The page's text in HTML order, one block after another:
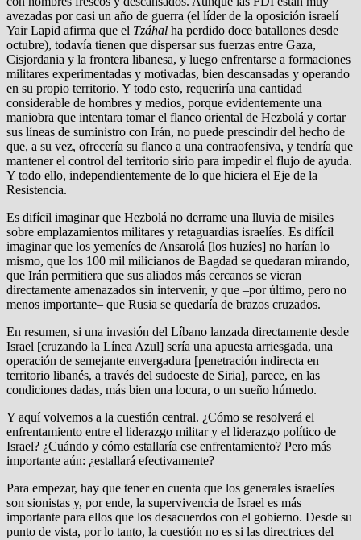
avezadas por casi un año de guerra (el líder de la oposición israelí
Yair Lapid afirma que el Tzáhal ha perdido doce batallones desde
octubre), todavía tienen que dispersar sus fuerzas entre Gaza,
Cisjordania y la frontera libanesa, y luego enfrentarse a formaciones
militares experimentadas y motivadas, bien descansadas y operando
en su propio territorio. Y todo esto, requeriría una cantidad
considerable de hombres y medios, porque evidentemente una
maniobra que intentara tomar el flanco oriental de Hezbolá y cortar
sus líneas de suministro con Irán, no puede prescindir del hecho de
que, a su vez, ofrecería su flanco a una contraofensiva, y tendría que
mantener el control del territorio sirio para impedir el flujo de ayuda.
Y todo ello, independientemente de lo que hiciera el Eje de la
Resistencia.
Es difícil imaginar que Hezbolá no derrame una lluvia de misiles
sobre emplazamientos militares y retaguardias israelíes. Es difícil
imaginar que los yemeníes de Ansarolá [los huzíes] no harían lo
mismo, que los 100 mil milicianos de Bagdad se quedaran mirando,
que Irán permitiera que sus aliados más cercanos se vieran
directamente amenazados sin intervenir, y que –por último, pero no
menos importante– que Rusia se quedaría de brazos cruzados.
En resumen, si una invasión del Líbano lanzada directamente desde
Israel [cruzando la Línea Azul] sería una apuesta arriesgada, una
operación de semejante envergadura [penetración indirecta en
territorio libanés, a través del sudoeste de Siria], parece, en las
condiciones dadas, más bien una locura, o un sueño húmedo.
Y aquí volvemos a la cuestión central. ¿Cómo se resolverá el
enfrentamiento entre el liderazgo militar y el liderazgo político de
Israel? ¿Cuándo y cómo estallaría ese enfrentamiento? Pero más
importante aún: ¿estallará efectivamente?
Para empezar, hay que tener en cuenta que los generales israelíes
son sionistas y, por ende, la supervivencia de Israel es más
importante para ellos que los desacuerdos con el gobierno. Desde su
punto de vista, por lo tanto, la cuestión no es si las directrices del